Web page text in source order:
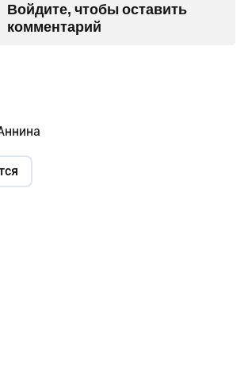
Войдите, чтобы оставить
комментарий